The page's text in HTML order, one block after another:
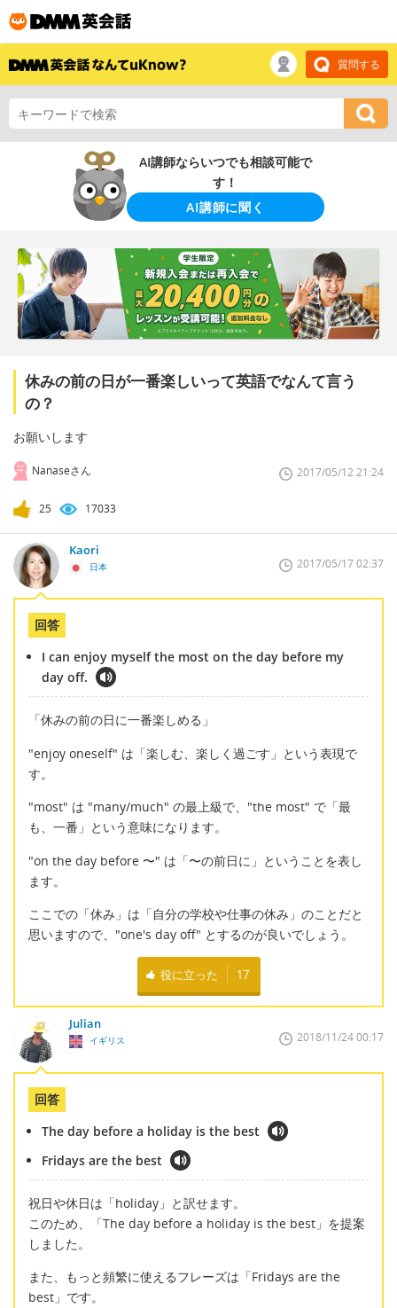
質問する
AI講師ならいつでも相談可能で
す！
AI講師に聞く
休みの前の日が一番楽しいって英語でなんて言う
の？
お願いします
Nanaseさん 2017/05/12 21:24
25 17033
Kaori
日本 2017/05/17 02:37
回答
I can enjoy myself the most on the day before my
day off.
「休みの前の日に一番楽しめる」
"enjoy oneself" は「楽しむ、楽しく過ごす」という表現で
す。
"most" は "many/much" の最上級で、"the most" で「最
も、一番」という意味になります。
"on the day before 〜" は「〜の前日に」ということを表し
ます。
ここでの「休み」は「自分の学校や仕事の休み」のことだと
思いますので、"one's day off" とするのが良いでしょう。
役に立った 17
Julian
イギリス 2018/11/24 00:17
回答
The day before a holiday is the best
Fridays are the best
祝日や休日は「holiday」と訳せます。
このため、「The day before a holiday is the best」を提案
しました。
また、もっと頻繁に使えるフレーズは「Fridays are the
best」です。